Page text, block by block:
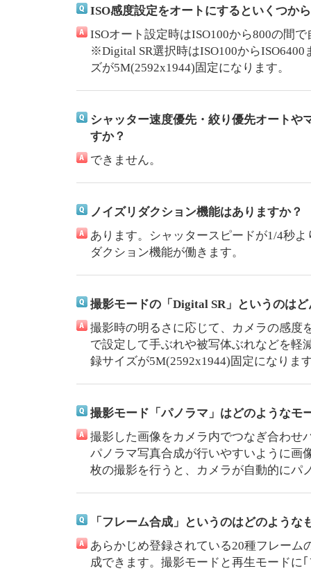
ISO感度設定をオートにするといくつか
ISOオート設定時はISO100から800の間
※Digital SR選択時はISO100から
ズが5M(2592x1944)固定になります。
シャッター速度優先・絞り優先オートや
すか？
できません。
ノイズリダクション機能はありますか？
あります。シャッタースピードが1/4秒
ダクション機能が働きます。
撮影モードの「Digital SR」というのは
撮影時の明るさに応じて、カメラの感度
で設定して手ぶれや被写体ぶれなどを軽
録サイズが5M(2592x1944)固定になりま
撮影モード「パノラマ」はどのようなモ
撮影した画像をカメラ内でつなぎ合わせ
パノラマ写真合成が行いやすいように画
枚の撮影を行うと、カメラが自動的にパ
「フレーム合成」というのはどのような
あらかじめ登録されている20種フレーム
成できます。撮影モードと再生モードに